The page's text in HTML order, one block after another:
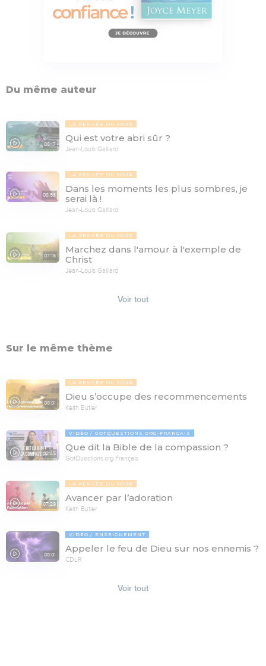
Du même auteur
08:17
LA PENSÉE DU JOUR
Qui est votre abri sûr ?
Jean-Louis Gaillard
08:53
LA PENSÉE DU JOUR
Dans les moments les plus sombres, je
serai là !
Jean-Louis Gaillard
07:16
LA PENSÉE DU JOUR
Marchez dans l'amour à l'exemple de
Christ
Jean-Louis Gaillard
Voir tout
Sur le même thème
08:01
LA PENSÉE DU JOUR
Dieu s’occupe des recommencements
Keith Butler
02:45
VIDÉO GOTQUESTIONS.ORG-FRANÇAIS
Que dit la Bible de la compassion ?
GotQuestions.org-Français
07:29
LA PENSÉE DU JOUR
Avancer par l’adoration
Keith Butler
08:01
VIDÉO ENSEIGNEMENT
Appeler le feu de Dieu sur nos ennemis ?
CDLR
Voir tout